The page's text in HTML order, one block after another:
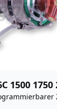
1500 1750